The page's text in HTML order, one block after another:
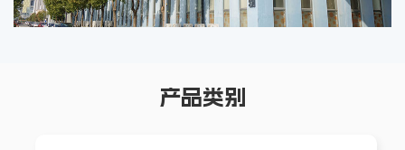
产品类别